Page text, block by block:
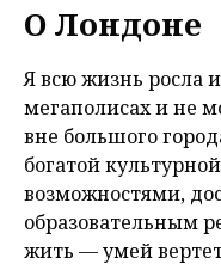
О Лондоне
Я всю жизнь росла
мегаполисах и не
вне большого
богатой
возможностями,
образовательным
жить — умей